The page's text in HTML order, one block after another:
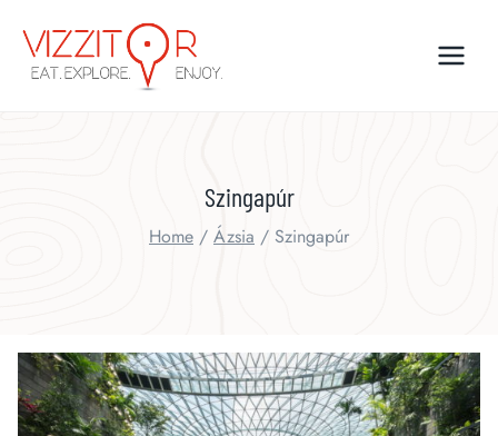
content
Szingapúr
Home / Ázsia / Szingapúr